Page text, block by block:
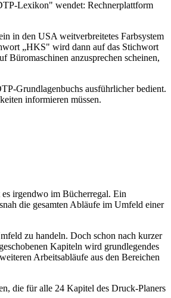
Lexikon" wendet: Rechnerplattform
in den USA weitverbreitetes Farbsystem
„HKS" wird dann auf das Stichwort
anzusprechen scheinen,
Grundlagenbuchs ausführlicher bedient.
informieren müssen.
irgendwo im Bücherregal. Ein
die gesamten Abläufe im Umfeld einer
zu handeln. Doch schon nach kurzer
Kapiteln wird grundlegendes
Arbeitsabläufe aus den Bereichen
die für alle 24 Kapitel des Druck-Planers